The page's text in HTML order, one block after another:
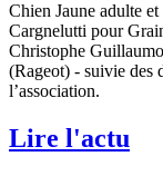
Chien Jaune adulte
Cargnelutti pour
Christophe
(Rageot) - suivie des
l’association.
Lire l'actu